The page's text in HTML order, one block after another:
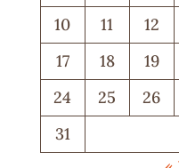
10
11 12
17
18 19
24
25 26
31